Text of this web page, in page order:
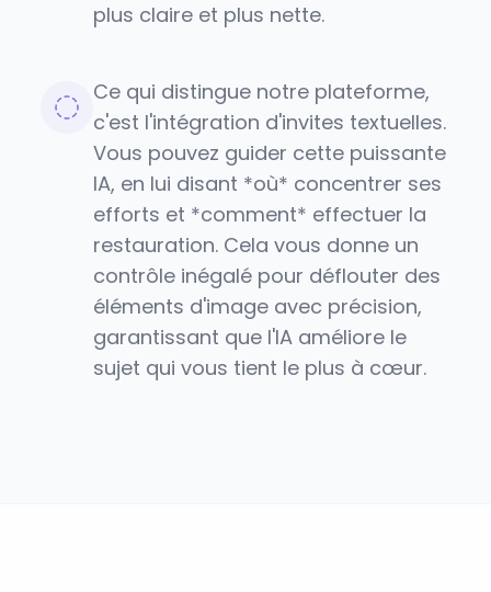
plus claire et plus nette.
Ce qui distingue notre plateforme,
c'est l'intégration d'invites textuelles.
Vous pouvez guider cette puissante
IA, en lui disant *où* concentrer ses
efforts et *comment* effectuer la
restauration. Cela vous donne un
contrôle inégalé pour déflouter des
éléments d'image avec précision,
garantissant que l'IA améliore le
sujet qui vous tient le plus à cœur.